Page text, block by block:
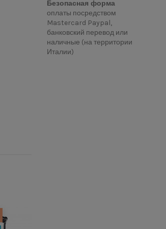
Безопасная форма
оплаты посредством
Mastercard Paypal,
банковский перевод или
наличные (на территории
Италии)